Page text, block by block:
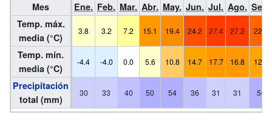
Mes
Ene. Feb. Mar. Abr. May. Jun. Jul. Ago. Sep.
Temp. máx.
media (°C)
3.8 3.2 7.2 15.1 19.4 24.2 27.4 27.2 22.2
Temp. mín.
media (°C)
-4.4 -4.0 0.0 5.6 10.8 14.7 17.7 16.8 12.9
Precipitación
total (mm)
30 33 40 50 54 36 31 31 50